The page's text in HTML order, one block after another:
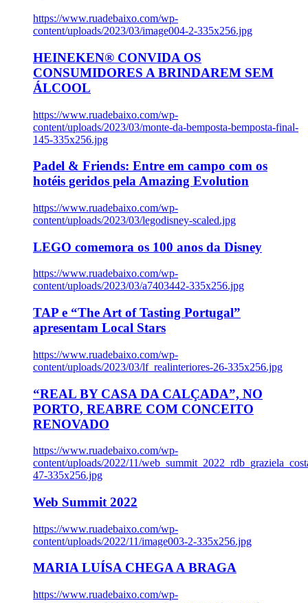
https://www.ruadebaixo.com/wp-
content/uploads/2023/03/image004-2-335x256.jpg
HEINEKEN® CONVIDA OS
CONSUMIDORES A BRINDAREM SEM
ÁLCOOL
https://www.ruadebaixo.com/wp-
content/uploads/2023/03/monte-da-bemposta-bemposta-final-
145-335x256.jpg
Padel & Friends: Entre em campo com os
hotéis geridos pela Amazing Evolution
https://www.ruadebaixo.com/wp-
content/uploads/2023/03/legodisney-scaled.jpg
LEGO comemora os 100 anos da Disney
https://www.ruadebaixo.com/wp-
content/uploads/2023/03/a7403442-335x256.jpg
TAP e “The Art of Tasting Portugal”
apresentam Local Stars
https://www.ruadebaixo.com/wp-
content/uploads/2023/03/lf_realinteriores-26-335x256.jpg
“REAL BY CASA DA CALÇADA”, NO
PORTO, REABRE COM CONCEITO
RENOVADO
https://www.ruadebaixo.com/wp-
content/uploads/2022/11/
47-335x256.jpg
Web Summit 2022
https://www.ruadebaixo.com/wp-
content/uploads/2022/11/image003-2-335x256.jpg
MARIA LUÍSA CHEGA A BRAGA
https://www.ruadebaixo.com/wp-